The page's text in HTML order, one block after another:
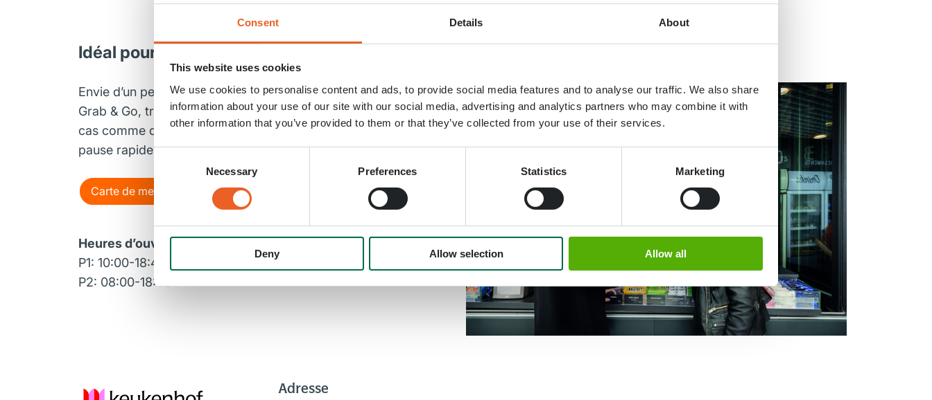
Consent Details About
This website uses cookies
We use cookies to personalise content and ads, to provide social media features and to analyse our traffic. We also share
information about your use of our site with our social media, advertising and analytics partners who may combine it with
other information that you’ve provided to them or that they’ve collected from your use of their services.
Necessary Preferences Statistics Marketing
Deny Allow selection Allow all
Idéal pour une halte rapide lors de votre promenade dans le parc!
Envie d’un petit quelque chose de savoureux sur le pouce? Chez
Grab & Go, trouvez des gâteaux frais, des sandwichs et des en-
cas comme des barres chocolatées et des chips. Parfait pour une
pause rapide ou pour emporter lors de vos promenades!
Carte de menu Voir sur le plan
Heures d’ouverture
P1: 10:00-18:45
P2: 08:00-18:45
Adresse